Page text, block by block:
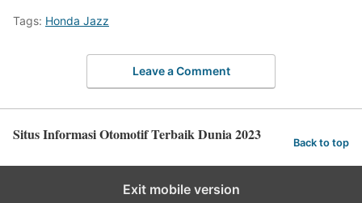
Tags: Honda Jazz
Leave a Comment
Situs Informasi Otomotif Terbaik Dunia 2023 Back to top
Exit mobile version